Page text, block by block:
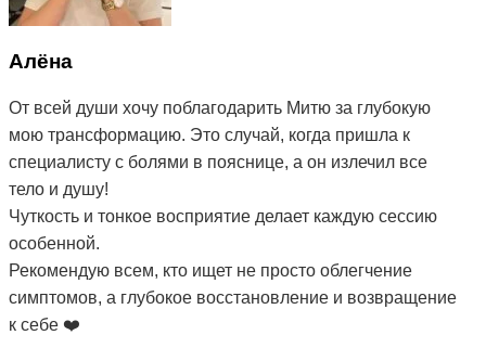
Алёна
От всей души хочу поблагодарить Митю за глубокую
мою трансформацию. Это случай, когда пришла к
специалисту с болями в пояснице, а он излечил все
тело и душу!
Чуткость и тонкое восприятие делает каждую сессию
особенной.
Рекомендую всем, кто ищет не просто облегчение
симптомов, а глубокое восстановление и возвращение
к себе ❤️